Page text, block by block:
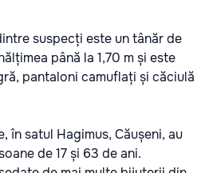
suspecți este un tânăr de
până la 1,70 m și este
pantaloni camuflați și căciulă
în satul Hagimus, Căușeni, au
de 17 și 63 de ani.